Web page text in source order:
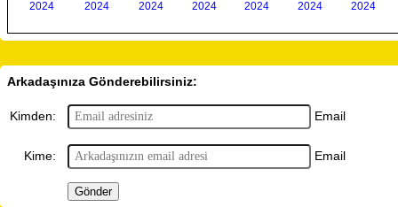
2024
2024
2024
2024
2024
2024
2024
Arkadaşınıza Gönderebilirsiniz:
Kimden: Email
Kime: Email